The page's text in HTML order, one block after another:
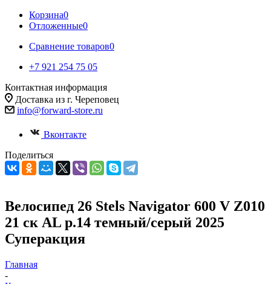
Корзина0
Отложенные0
Сравнение товаров0
+7 921 254 75 05
Контактная информация
Доставка из г. Череповец
info@forward-store.ru
Вконтакте
Поделиться
Велосипед 26 Stels Navigator 600 V Z010
21 ск AL р.14 темный/серый 2025
Суперакция
Главная
-